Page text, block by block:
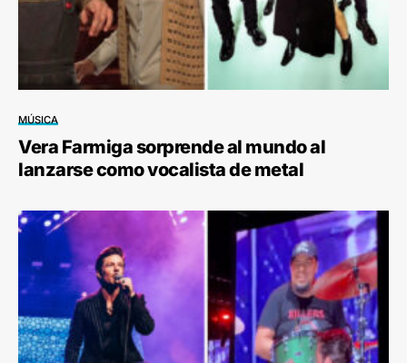
MÚSICA
Vera Farmiga sorprende al mundo al
lanzarse como vocalista de metal